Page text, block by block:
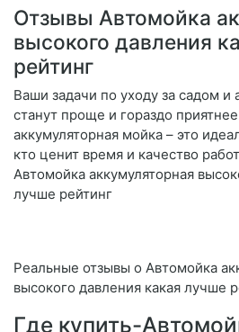
Отзывы Автомойка
высокого давления
рейтинг
Ваши задачи по уходу за садом
станут проще и гораздо
аккумуляторная мойка – это
кто ценит время и качество
Автомойка аккумуляторная
лучше рейтинг
Реальные отзывы о Автомойка
высокого давления какая лучше
Где купить-